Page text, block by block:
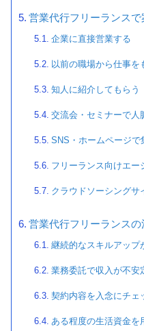
営業代行フリーランス
企業に直接営業する
以前の職場から仕事を
知人に紹介してもらう
交流会・セミナーで人
SNS・ホームページで
フリーランス向けエー
クラウドソーシングサ
営業代行フリーランスの
継続的なスキルアップ
業務委託で収入が不安
契約内容を入念にチェ
ある程度の生活資金を